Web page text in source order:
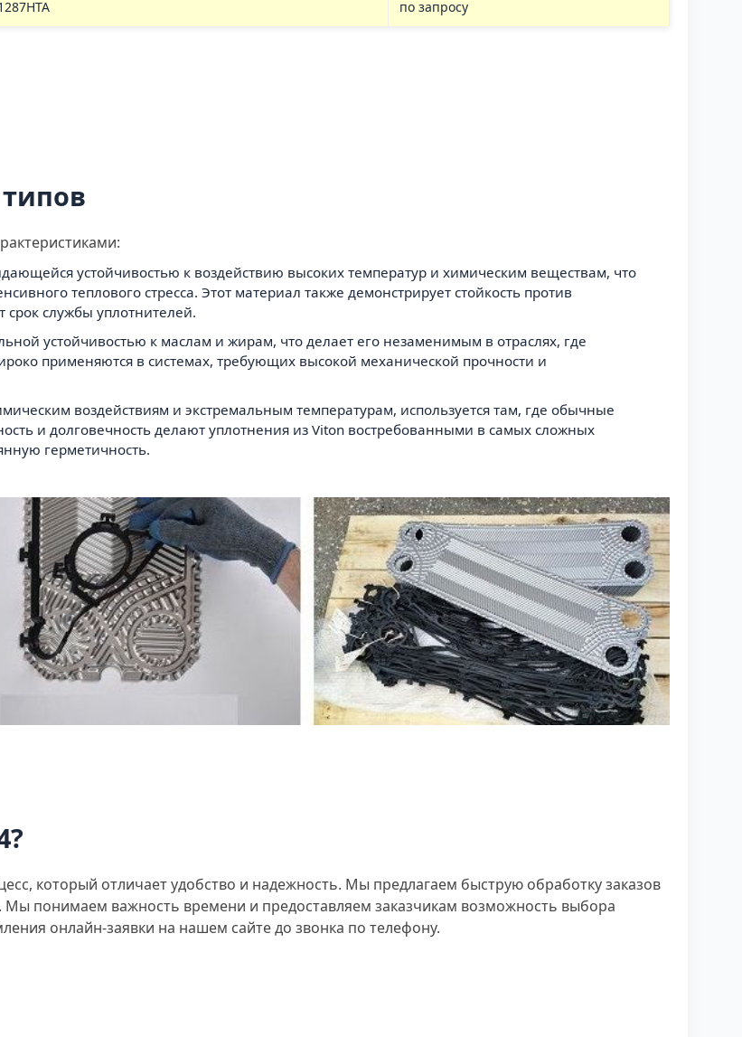
по запросу
устойчивостью к воздействию высоких температур и химическим веществам, что
теплового стресса. Этот материал также демонстрирует стойкость против
срок службы уплотнителей.
устойчивостью к маслам и жирам, что делает его незаменимым в отраслях, где
применяются в системах, требующих высокой механической прочности и
воздействиям и экстремальным температурам, используется там, где обычные
и долговечность делают уплотнения из Viton востребованными в самых сложных
герметичность.
который отличает удобство и надежность. Мы предлагаем быструю обработку заказов
понимаем важность времени и предоставляем заказчикам возможность выбора
онлайн-заявки на нашем сайте до звонка по телефону.